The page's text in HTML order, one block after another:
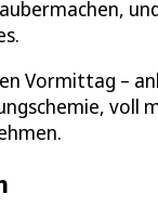
Vormittag –
voll